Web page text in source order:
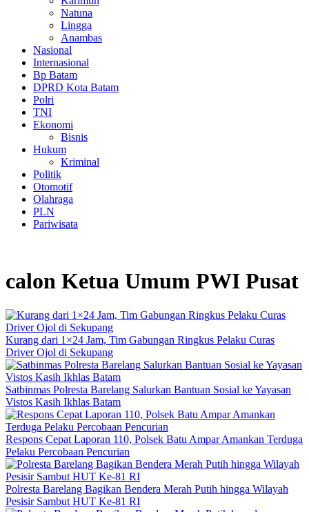
Natuna
Lingga
Anambas
Nasional
Internasional
Bp Batam
DPRD Kota Batam
Polri
TNI
Ekonomi
Bisnis
Hukum
Kriminal
Politik
Otomotif
Olahraga
PLN
Pariwisata
calon Ketua Umum PWI Pusat
Kurang dari 1×24 Jam, Tim Gabungan Ringkus Pelaku Curas
Driver Ojol di Sekupang
Satbinmas Polresta Barelang Salurkan Bantuan Sosial ke Yayasan
Vistos Kasih Ikhlas Batam
Respons Cepat Laporan 110, Polsek Batu Ampar Amankan Terduga
Pelaku Percobaan Pencurian
Polresta Barelang Bagikan Bendera Merah Putih hingga Wilayah
Pesisir Sambut HUT Ke-81 RI